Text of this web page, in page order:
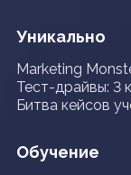
Уникально
Marketing
Тест-драйвы: 3
Битва кейсов
Обучение